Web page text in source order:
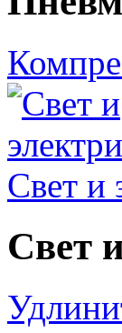
Свет и
Свет